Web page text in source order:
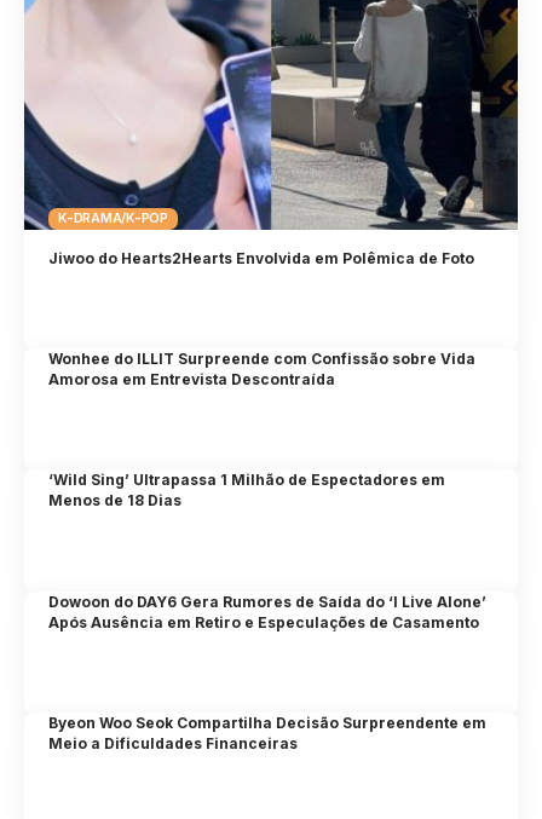
K-DRAMA/K-POP
Jiwoo do Hearts2Hearts Envolvida em Polêmica de Foto
Wonhee do ILLIT Surpreende com Confissão sobre Vida
Amorosa em Entrevista Descontraída
‘Wild Sing’ Ultrapassa 1 Milhão de Espectadores em
Menos de 18 Dias
Dowoon do DAY6 Gera Rumores de Saída do ‘I Live Alone’
Após Ausência em Retiro e Especulações de Casamento
Byeon Woo Seok Compartilha Decisão Surpreendente em
Meio a Dificuldades Financeiras